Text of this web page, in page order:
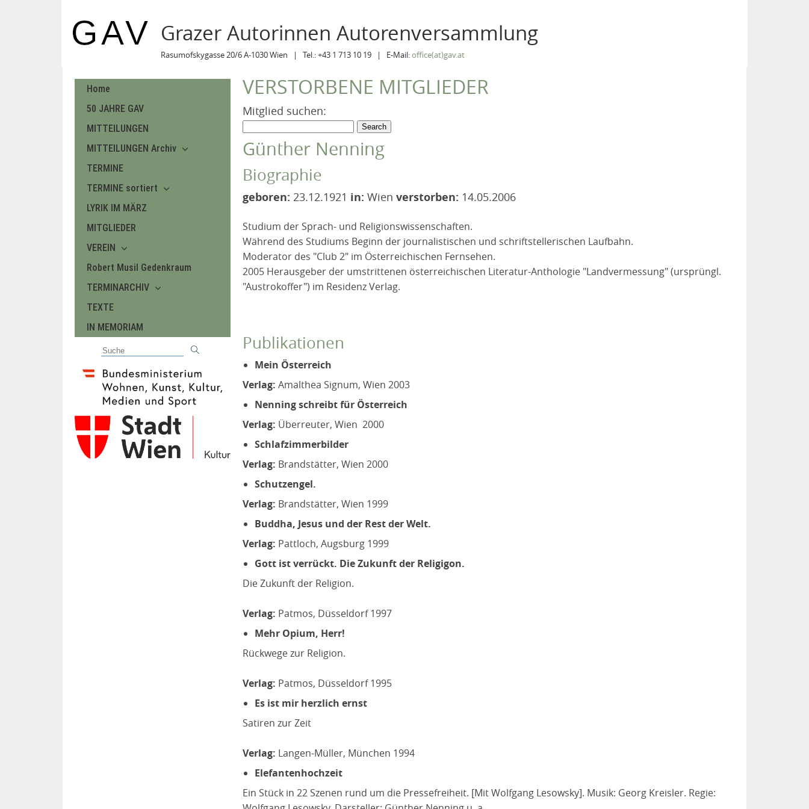
Grazer Autorinnen Autorenversammlung
Rasumofskygasse 20/6 A-1030 Wien | Tel.: +43 1 713 10 19 | E-Mail:office(at)gav.at
Home
50 JAHRE GAV
MITTEILUNGEN
MITTEILUNGEN Archiv
TERMINE
TERMINE sortiert
LYRIK IM MÄRZ
MITGLIEDER
VEREIN
Robert Musil Gedenkraum
TERMINARCHIV
TEXTE
IN MEMORIAM
VERSTORBENE MITGLIEDER
Mitglied suchen:
Günther Nenning
Biographie
geboren: 23.12.1921 in: Wien verstorben: 14.05.2006
Studium der Sprach- und Religionswissenschaften.
Während des Studiums Beginn der journalistischen und schriftstellerischen Laufbahn.
Moderator des "Club 2" im Österreichischen Fernsehen.
2005 Herausgeber der umstrittenen österreichischen Literatur-Anthologie "Landvermessung" (ursprüngl.
"Austrokoffer") im Residenz Verlag.
Publikationen
Mein Österreich
Verlag: Amalthea Signum, Wien 2003
Nenning schreibt für Österreich
Verlag: Überreuter, Wien 2000
Schlafzimmerbilder
Verlag: Brandstätter, Wien 2000
Schutzengel.
Verlag: Brandstätter, Wien 1999
Buddha, Jesus und der Rest der Welt.
Verlag: Pattloch, Augsburg 1999
Gott ist verrückt. Die Zukunft der Religigon.
Die Zukunft der Religion.
Verlag: Patmos, Düsseldorf 1997
Mehr Opium, Herr!
Rückwege zur Religion.
Verlag: Patmos, Düsseldorf 1995
Es ist mir herzlich ernst
Satiren zur Zeit
Verlag: Langen-Müller, München 1994
Elefantenhochzeit
Ein Stück in 22 Szenen rund um die Pressefreiheit. [Mit Wolfgang Lesowsky]. Musik: Georg Kreisler. Regie: